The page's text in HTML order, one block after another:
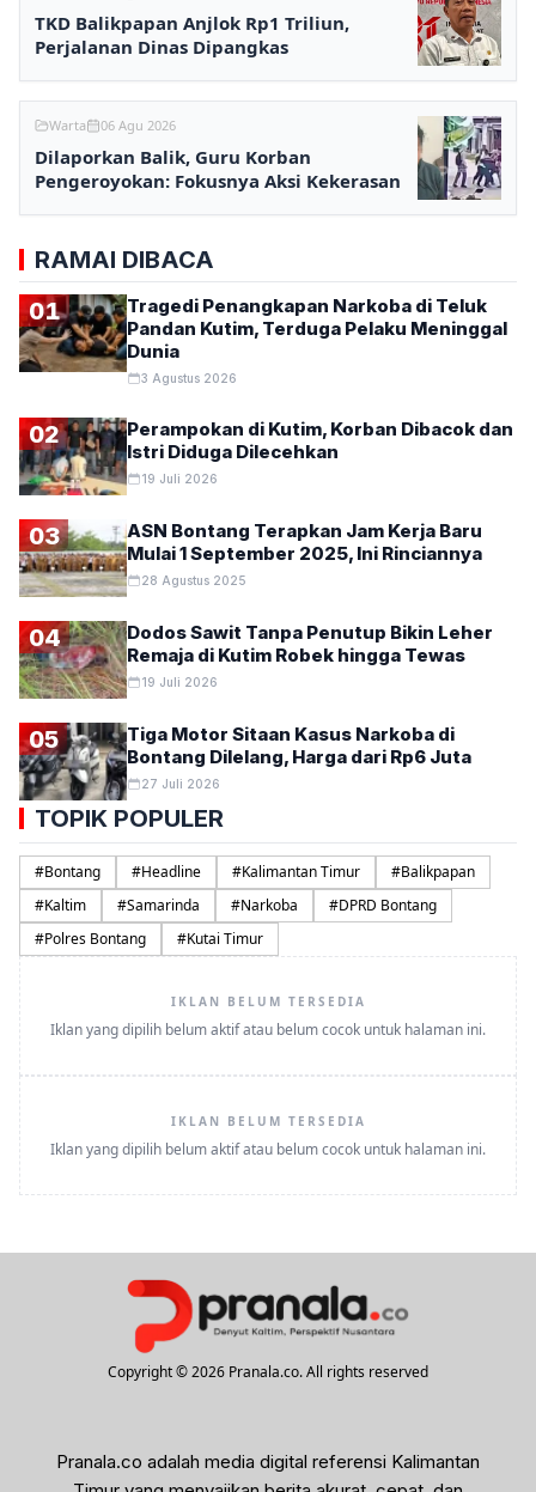
TKD Balikpapan Anjlok Rp1 Triliun,
Perjalanan Dinas Dipangkas
Warta 06 Agu 2026
Dilaporkan Balik, Guru Korban
Pengeroyokan: Fokusnya Aksi Kekerasan
RAMAI DIBACA
01
Tragedi Penangkapan Narkoba di Teluk
Pandan Kutim, Terduga Pelaku Meninggal
Dunia
3 Agustus 2026
02
Perampokan di Kutim, Korban Dibacok dan
Istri Diduga Dilecehkan
19 Juli 2026
03
ASN Bontang Terapkan Jam Kerja Baru
Mulai 1 September 2025, Ini Rinciannya
28 Agustus 2025
04
Dodos Sawit Tanpa Penutup Bikin Leher
Remaja di Kutim Robek hingga Tewas
19 Juli 2026
05
Tiga Motor Sitaan Kasus Narkoba di
Bontang Dilelang, Harga dari Rp6 Juta
27 Juli 2026
TOPIK POPULER
#Bontang #Headline #Kalimantan Timur #Balikpapan
#Kaltim #Samarinda #Narkoba #DPRD Bontang
#Polres Bontang #Kutai Timur
IKLAN BELUM TERSEDIA
Iklan yang dipilih belum aktif atau belum cocok untuk halaman ini.
IKLAN BELUM TERSEDIA
Iklan yang dipilih belum aktif atau belum cocok untuk halaman ini.
Copyright © 2026 Pranala.co. All rights reserved
Pranala.co adalah media digital referensi Kalimantan